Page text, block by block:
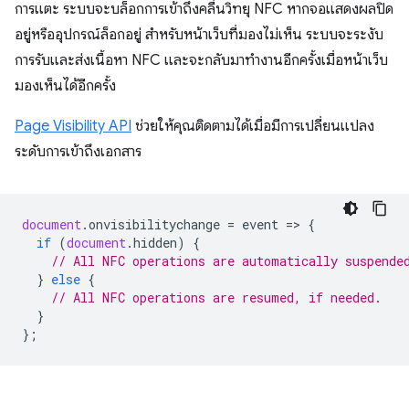
การแตะ ระบบจะบล็อกการเข้าถึงคลื่นวิทยุ NFC หากจอแสดงผลปิด
อยู่หรืออุปกรณ์ล็อกอยู่ สำหรับหน้าเว็บที่มองไม่เห็น ระบบจะระงับ
การรับและส่งเนื้อหา NFC และจะกลับมาทำงานอีกครั้งเมื่อหน้าเว็บ
มองเห็นได้อีกครั้ง
Page Visibility API ช่วยให้คุณติดตามได้เมื่อมีการเปลี่ยนแปลง
ระดับการเข้าถึงเอกสาร
document.onvisibilitychange = event => {
if (document.hidden)
{
// All NFC operations are automatically
} else {
// All NFC operations are resumed, if needed.
}
};